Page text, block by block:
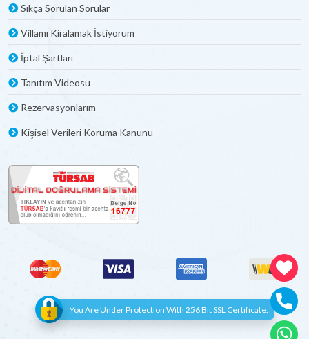
Sıkça Sorulan Sorular
Villamı Kiralamak İstiyorum
İptal Şartları
Tanıtım Videosu
Rezervasyonlarım
Kişisel Verileri Koruma Kanunu
You Are Under Protection With 256 Bit SSL Certificate.